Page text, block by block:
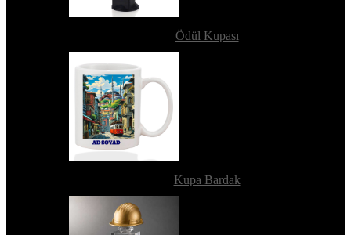
Ödül Kupası
Kupa Bardak